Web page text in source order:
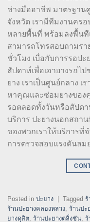
ช่างมืออาชีพ มาตรฐาน
จังหวัด เรามีทีมงานคร
หลายพื้นที่ พร้อมลงพื้นที
สามารถโทรสอบถามรา
ชั่วโมง เบื่อกับการรอป
สัปดาห์เพื่อเอายางรถไ
ยาง เราเป็นศูนย์กลาง
หาคุณและซ่อมยางของ
รอตลอดทั้งวันหรือสัปด
บริการ ปะยางนอกสถา
ของพวกเราให้บริการที่
การตรวจสอบแรงดันลม
Posted in ปะยาง Tagged ร้
ร้านปะยางคลองหลวง, ร้านปะ
ยางดุสิต, ร้านปะยางตลิ่งชัน, ร้